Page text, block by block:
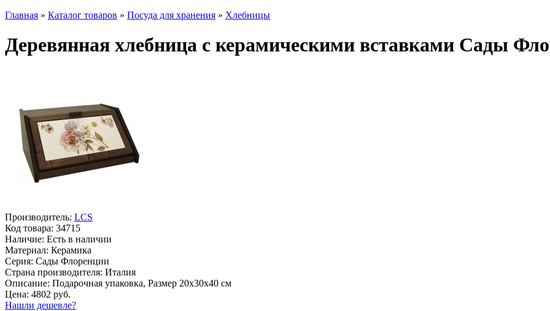
Главная » Каталог товаров » Посуда для хранения » Хлебницы
Деревянная хлебница с керамическими вставками Сады
Производитель: LCS
Код товара: 34715
Наличие: Есть в наличии
Материал: Керамика
Серия: Сады Флоренции
Страна производителя: Италия
Описание: Подарочная упаковка, Размер 20х30х40 см
Цена: 4802 руб.
Нашли дешевле?